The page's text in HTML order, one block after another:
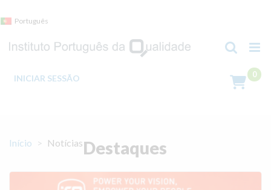
to
Português
INICIAR SESSÃO
Início NotíciasDestaques